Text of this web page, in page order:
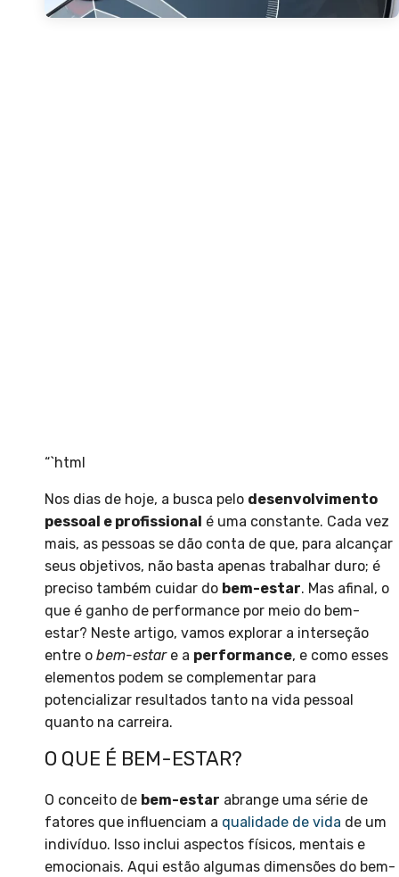
“`html
Nos dias de hoje, a busca pelo desenvolvimento
pessoal e profissional é uma constante. Cada vez
mais, as pessoas se dão conta de que, para alcançar
seus objetivos, não basta apenas trabalhar duro; é
preciso também cuidar do bem-estar. Mas afinal, o
que é ganho de performance por meio do bem-
estar? Neste artigo, vamos explorar a interseção
entre o bem-estare a performance, e como esses
elementos podem se complementar para
potencializar resultados tanto na vida pessoal
quanto na carreira.
O QUE É BEM-ESTAR?
O conceito de bem-estar abrange uma série de
fatores que influenciam a qualidade de vida de um
indivíduo. Isso inclui aspectos físicos, mentais e
emocionais. Aqui estão algumas dimensões do bem-